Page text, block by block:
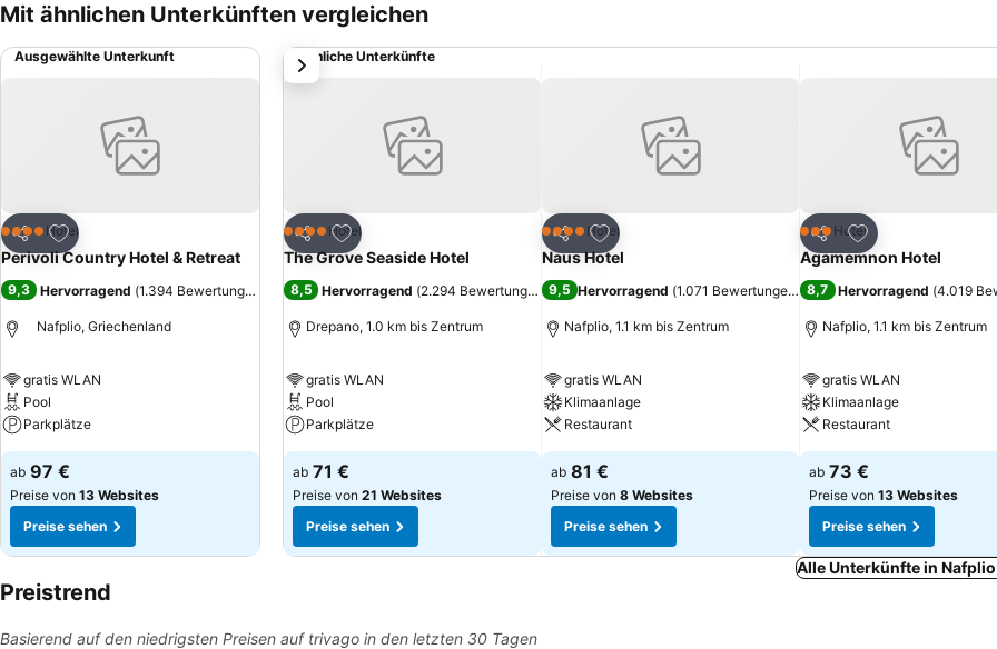
08:00 und 11:00 Uhr serviert wird. Das Restaurant im Perivoli ist von April bis Oktober geöffnet. Hier genießen Sie Gourmet-Gerichte aus
ist 22 km entfernt. Zur Ausgrabungsstätte Mykene sind es 24 km. Kostenlose Parkplätze sind an der Unterkunft vorhanden.
Mit ähnlichen Unterkünften vergleichen
Ausgewählte Unterkunft
Teilen
Zu Favoriten hinzufügen
4 SterneHotel
Perivoli Country Hotel & Retreat
9,3 Hervorragend (1.394 Bewertungen
Nafplio, Griechenland
gratis WLAN
Pool
Parkplätze
ab 97 €
Preise von 13 Websites
Preise sehen
Ähnliche Unterkünfte
Teilen
Zu Favoriten hinzufügen
4 SterneHotel
The Grove Seaside Hotel
8,5 Hervorragend (2.294 Bewertungen)
Drepano, 1.0 km bis Zentrum
gratis WLAN
Pool
Parkplätze
ab 71 €
Preise von 21 Websites
Preise sehen
Teilen
Zu Favoriten hinzufügen
4 SterneHotel
Naus Hotel
9,5 Hervorragend (1.071 Bewertungen)
Nafplio, 1.1 km bis Zentrum
gratis WLAN
Klimaanlage
Restaurant
ab 81 €
Preise von 8 Websites
Preise sehen
Teilen
Zu Favoriten
3 SterneHotel
Agamemnon Hotel
8,7 Hervorragend (4.019
Nafplio, 1.1 km bis Zentrum
gratis WLAN
Klimaanlage
Restaurant
ab 73 €
Preise von 13 Websites
Preise sehen
weiter
Alle Unterkünfte in
Preistrend
Basierend auf den niedrigsten Preisen auf trivago in den letzten 30 Tagen